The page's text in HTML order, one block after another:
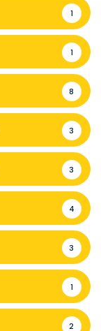
1
1
8
3
3
4
3
1
2